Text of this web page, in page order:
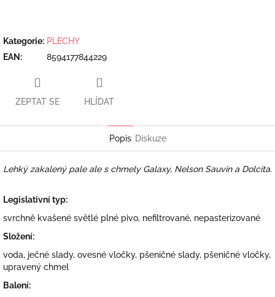
Kategorie: PLECHY
EAN : 8594177844229
ZEPTAT SE HLÍDAT
Popis Diskuze
Lehký zakalený pale ale s chmely Galaxy, Nelson Sauvin a Dolcita.
Legislativní typ:
svrchně kvašené světlé plné pivo, nefiltrované, nepasterizované
Složení:
voda, ječné slady, ovesné vločky, pšeničné slady, pšeničné vločky,
upravený chmel
Balení: